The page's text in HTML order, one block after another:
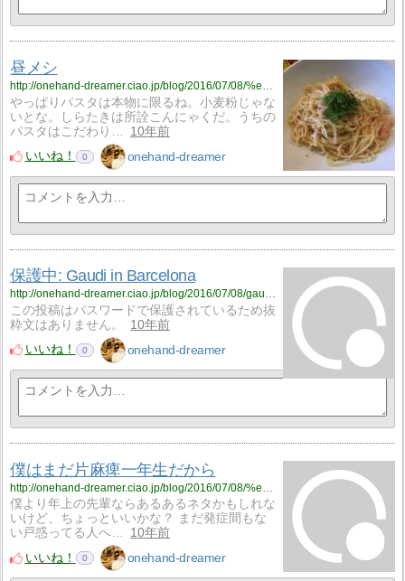
昼メシ
http://onehand-dreamer.ciao.jp/blog/2016/07/08/%e6%98%bc%e3%83%a1%e3%82%b7-3/
やっぱりパスタは本物に限るね。小麦粉じゃな
いとな。しらたきは所詮こんにゃくだ。うちの
パスタはこだわり…
10年前
いいね！
0 onehand-dreamer
保護中: Gaudi in Barcelona
http://onehand-dreamer.ciao.jp/blog/2016/07/08/gaudi-in-barcelona/
この投稿はパスワードで保護されているため抜
粋文はありません。
10年前
いいね！
0 onehand-dreamer
僕はまだ片麻痺一年生だから
僕より年上の先輩ならあるあるネタかもしれな
いけど、ちょっといいかな？ まだ発症間もな
い戸惑ってる人へ…
10年前
いいね！
0 onehand-dreamer